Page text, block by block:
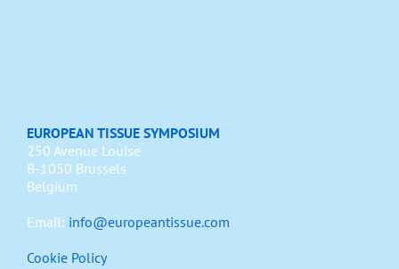
EUROPEAN TISSUE SYMPOSIUM
250 Avenue Louise
B-1050 Brussels
Belgium
Email: info@europeantissue.com
Cookie Policy